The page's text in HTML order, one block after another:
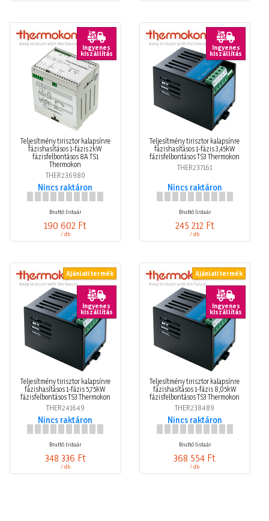
Ingyenes
kiszállítás
Teljesítmény tirisztor kalapsínre
fázishasításos 1-fázis 2kW
fázisfelbontásos 8A TS1
Thermokon
THER236980
Nincs raktáron
Bruttó listaár
190 602 Ft
/ db
Ingyenes
kiszállítás
Teljesítmény tirisztor kalapsínre
fázishasításos 1-fázis 3,45kW
fázisfelbontásos TS3 Thermokon
THER237161
Nincs raktáron
Bruttó listaár
245 212 Ft
/ db
Ajánlati termék
Ingyenes
kiszállítás
Teljesítmény tirisztor kalapsínre
fázishasításos 1-fázis 5,75kW
fázisfelbontásos TS3 Thermokon
THER241649
Nincs raktáron
Bruttó listaár
348 336 Ft
/ db
Ajánlati termék
Ingyenes
kiszállítás
Teljesítmény tirisztor kalapsínre
fázishasításos 1-fázis 8,05kW
fázisfelbontásos TS3 Thermokon
THER238489
Nincs raktáron
Bruttó listaár
368 554 Ft
/ db